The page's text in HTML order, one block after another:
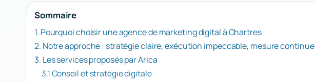
Sommaire
1. Pourquoi choisir une agence de marketing digital à Chartres
2. Notre approche : stratégie claire, exécution impeccable, mesure continue
3. Les services proposés par Arica
3.1 Conseil et stratégie digitale